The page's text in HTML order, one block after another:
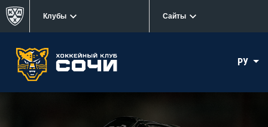
Клубы Сайты
РУ